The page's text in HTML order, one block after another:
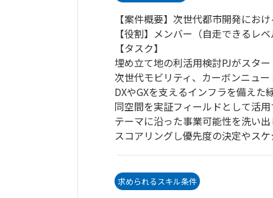
【案件概要】次世代都市開発にお
【役割】メンバー（自走できるレベ
【タスク】
埋め立て地の利活用検討PJがスター
次世代モビリティ、カーボンニュ
DXやGXを支えるインフラを備えた
同空間を実証フィールドとして活
テーマに沿った事業可能性を洗い
スコアリングし優先度の決定やスケ
求められるスキル条件